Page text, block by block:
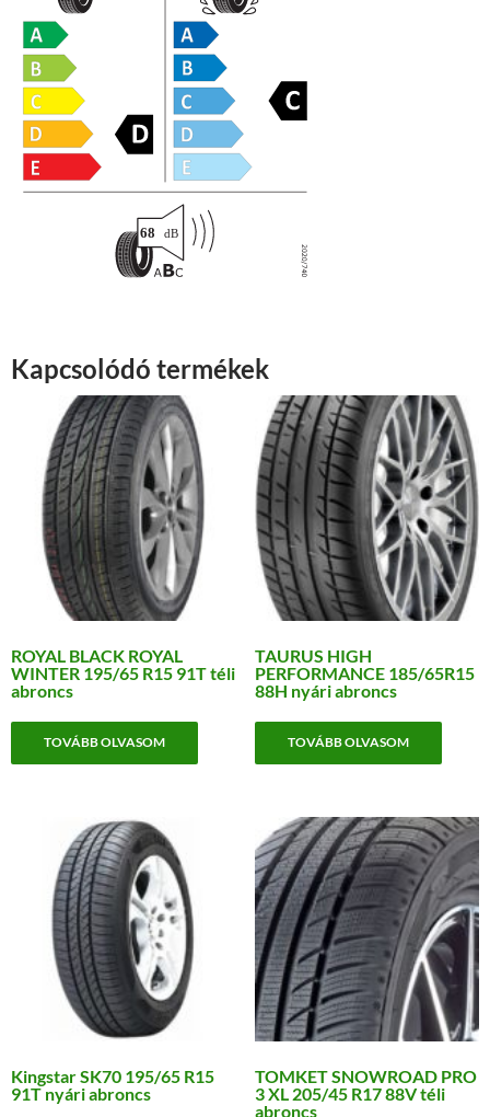
Kapcsolódó termékek
ROYAL BLACK ROYAL
WINTER 195/65 R15 91T téli
abroncs
TOVÁBB OLVASOM
TAURUS HIGH
PERFORMANCE 185/65R15
88H nyári abroncs
TOVÁBB OLVASOM
Kingstar SK70 195/65 R15
91T nyári abroncs
TOMKET SNOWROAD PRO
3 XL 205/45 R17 88V téli
abroncs